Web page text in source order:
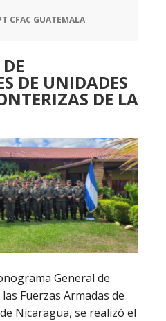
CFAC GUATEMALA
DE UNIDADES
DE LA
General de
las Fuerzas Armadas de
Nicaragua, se realizó el